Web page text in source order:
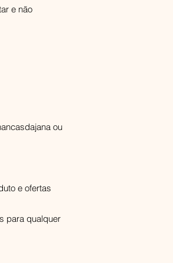
e não
ou
e ofertas
para qualquer